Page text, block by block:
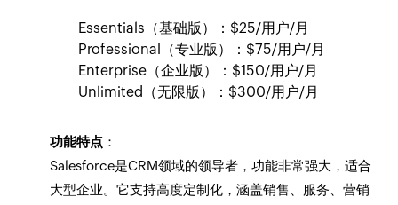
Essentials（基础版）：$25/用户/月
Professional（专业版）：$75/用户/月
Enterprise（企业版）：$150/用户/月
Unlimited（无限版）：$300/用户/月
功能特点 ：
Salesforce是CRM领域的领导者，功能非常强大，适合
大型企业。它支持高度定制化，涵盖销售、服务、营销